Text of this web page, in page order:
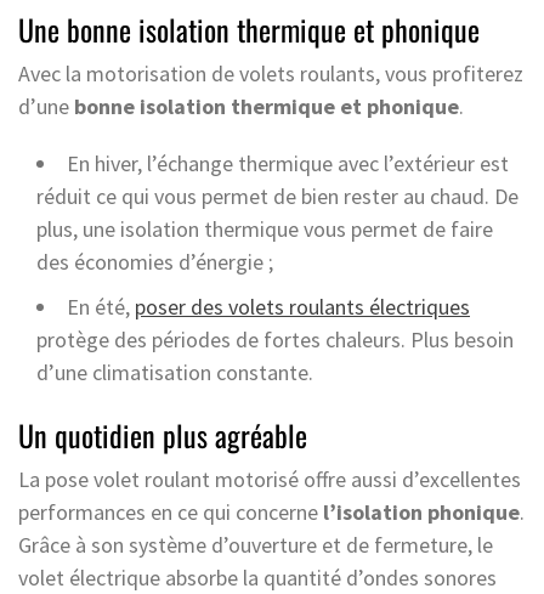
Une bonne isolation thermique et phonique
Avec la motorisation de volets roulants, vous profiterez
d’une bonne isolation thermique et phonique.
En hiver, l’échange thermique avec l’extérieur est
réduit ce qui vous permet de bien rester au chaud. De
plus, une isolation thermique vous permet de faire
des économies d’énergie ;
En été, poser des volets roulants électriques
protège des périodes de fortes chaleurs. Plus besoin
d’une climatisation constante.
Un quotidien plus agréable
La pose volet roulant motorisé offre aussi d’excellentes
performances en ce qui concerne l’isolation phonique.
Grâce à son système d’ouverture et de fermeture, le
volet électrique absorbe la quantité d’ondes sonores